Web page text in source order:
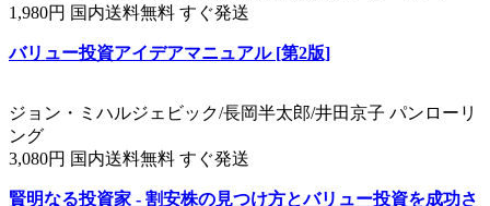
1,980円 国内送料無料 すぐ発送
バリュー投資アイデアマニュアル [第2版]
ジョン・ミハルジェビック/長岡半太郎/井田京子 パンローリ
ング
3,080円 国内送料無料 すぐ発送
賢明なる投資家 - 割安株の見つけ方とバリュー投資を成功さ